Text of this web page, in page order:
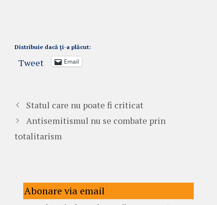
Distribuie dacă ți-a plăcut:
Tweet Email
Statul care nu poate fi criticat
Antisemitismul nu se combate prin
totalitarism
Abonare via email